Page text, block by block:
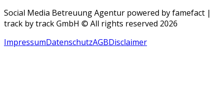
Social Media Betreuung Agentur powered by famefact |
track by track GmbH © All rights reserved 2026
ImpressumDatenschutzAGBDisclaimer